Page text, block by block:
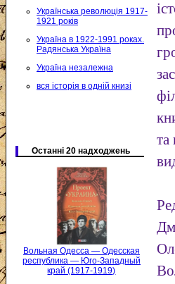
Українська революція 1917-
1921 років
Україна в 1922-1991 роках.
Радянська Україна
Україна незалежна
вся історія в одній книзі
Останні 20 надходжень
Вольная Одесса — Одесская
республика — Юго-Западный
край (1917-1919)
та